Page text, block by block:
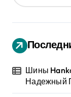
Шины
Надежный